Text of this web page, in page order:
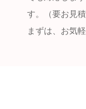
す。（要お見積
まずは、お気